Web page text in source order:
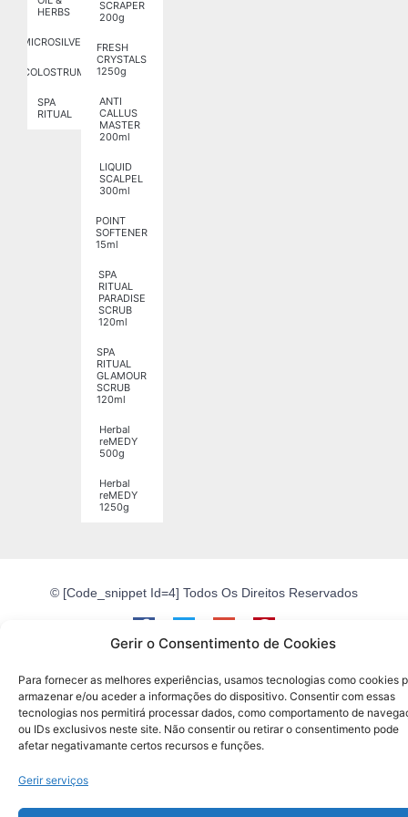
Gerir o Consentimento de Cookies
Para fornecer as melhores experiências, usamos tecnologias como cookies
armazenar e/ou aceder a informações do dispositivo. Consentir com essas
tecnologias nos permitirá processar dados, como comportamento de
ou IDs exclusivos neste site. Não consentir ou retirar o consentimento pode
afetar negativamante certos recursos e funções.
Gerir serviços
HERBS
MICROSILVER
COLOSTRUM
SPA
RITUAL
SCRAPER
200g
FRESH
CRYSTALS
1250g
ANTI
CALLUS
MASTER
200ml
LIQUID
SCALPEL
300ml
POINT
SOFTENER
15ml
SPA
RITUAL
PARADISE
SCRUB
120ml
SPA
RITUAL
GLAMOUR
SCRUB
120ml
Herbal
reMEDY
500g
Herbal
reMEDY
1250g
© [code_snippet Id=4] Todos Os Direitos Reservados